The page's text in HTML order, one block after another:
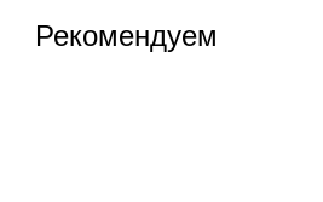
Рекомендуем